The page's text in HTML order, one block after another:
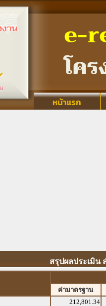
สรุปผลประเมิน
ค่ามาตรฐาน
212,801.34